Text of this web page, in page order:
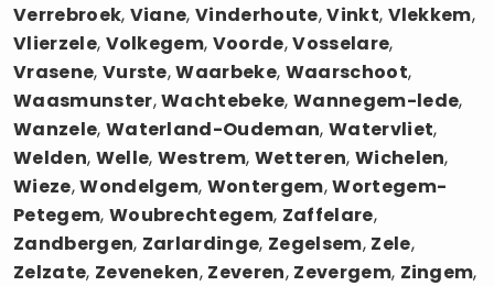
Verrebroek, Viane,Vinderhoute,Vinkt, Vlekkem,
Vlierzele, Volkegem, Voorde,Vosselare,
Vrasene, Vurste,Waarbeke, Waarschoot,
Waasmunster,Wachtebeke,Wannegem-lede,
Wanzele, Waterland-Oudeman, Watervliet,
Welden, Welle, Westrem, Wetteren, Wichelen,
Wieze,Wondelgem, Wontergem,Wortegem-
Petegem, Woubrechtegem, Zaffelare,
Zandbergen, Zarlardinge, Zegelsem, Zele,
Zelzate, Zeveneken, Zeveren, Zevergem, Zingem,